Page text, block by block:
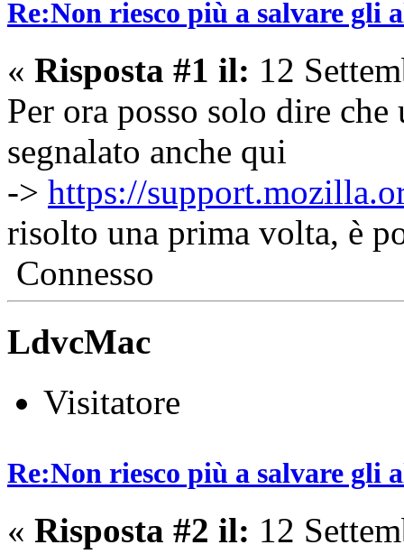
Re:Non riesco più a salvare gli
« Risposta #1 il: 12
Per ora posso solo dire
segnalato anche qui
-> https://
risolto una prima volta, è
Connesso
LdvcMac
Visitatore
Re:Non riesco più a salvare gli
« Risposta #2 il: 12